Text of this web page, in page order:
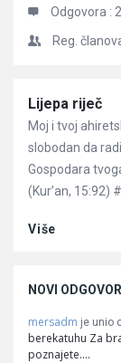
Odgovora :
Reg.
Članci
Lijepa riječ
Moj i tvoj
slobodan da
Gospodara
(Kur’an, 15:92)
Više
NOVI ODGOVORI
mersadm je unio
berekatuhu Za
poznajete.…